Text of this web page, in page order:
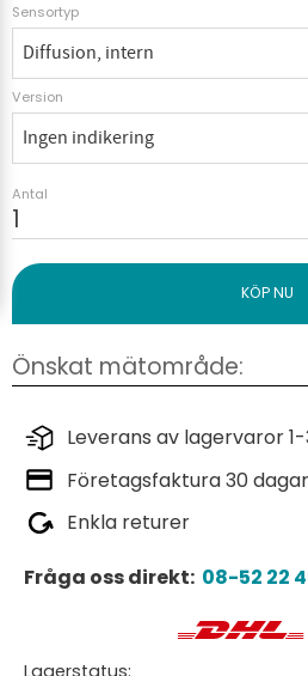
Sensortyp
Version
Antal
Leverans av lagervaror
Företagsfaktura 30 dagar
Enkla returer
Fråga oss direkt: 08-52 22